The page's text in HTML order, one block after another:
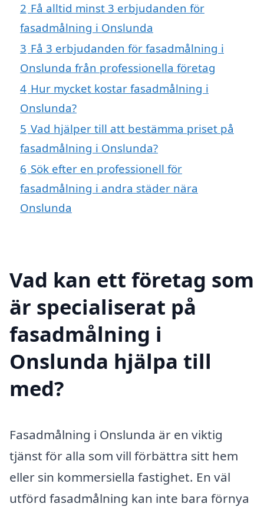
2 Få alltid minst 3 erbjudanden för
fasadmålning i Onslunda
3 Få 3 erbjudanden för fasadmålning i
Onslunda från professionella företag
4 Hur mycket kostar fasadmålning i
Onslunda?
5 Vad hjälper till att bestämma priset på
fasadmålning i Onslunda?
6 Sök efter en professionell för
fasadmålning i andra städer nära
Onslunda
Vad kan ett företag som
är specialiserat på
fasadmålning i
Onslunda hjälpa till
med?
Fasadmålning i Onslunda är en viktig
tjänst för alla som vill förbättra sitt hem
eller sin kommersiella fastighet. En väl
utförd fasadmålning kan inte bara förnya